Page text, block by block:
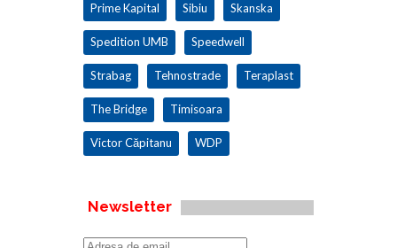
Prime Kapital Sibiu Skanska
Spedition UMB Speedwell
Strabag Tehnostrade Teraplast
The Bridge Timisoara
Victor Căpitanu WDP
Newsletter